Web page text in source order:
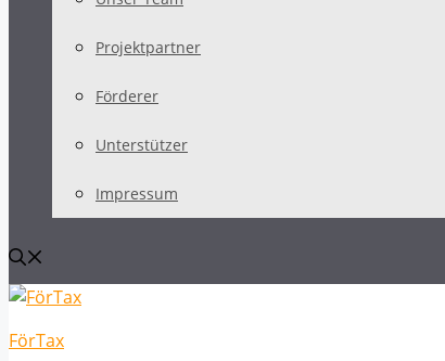
Projektpartner
Förderer
Unterstützer
Impressum
FörTax